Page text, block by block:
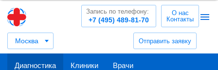
Москва Отправить заявку
+7 (495) 489-81-70
Запись по телефону:
О нас
Контакты
Диагностика Клиники Врачи